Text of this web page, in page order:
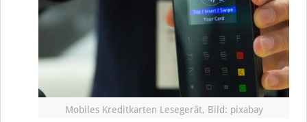
Mobiles Kreditkarten Lesegerät, Bild: pixabay